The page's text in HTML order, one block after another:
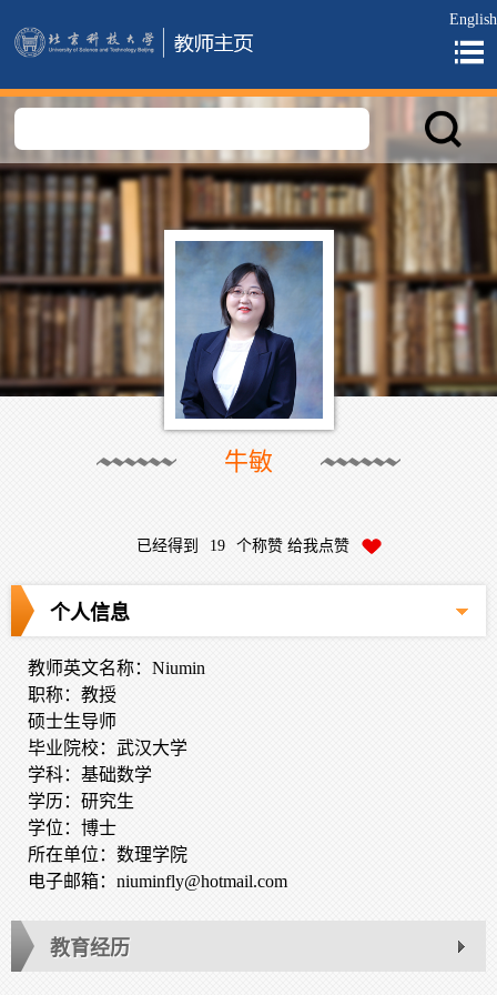
English
牛敏
已经得到 19 个称赞 给我点赞
个人信息
教师英文名称：Niumin
职称：教授
硕士生导师
毕业院校：武汉大学
学科：基础数学
学历：研究生
学位：博士
所在单位：数理学院
电子邮箱： niuminfly@hotmail.com
教育经历